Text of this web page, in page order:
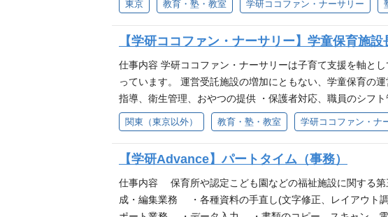
す。 施設長経験が無い方も各施設の運営担当がサポートし
課後児童支援員資格 必須 【下記いずれかのご経験のある方
わった経験 ・社会福祉施設における2年以上の施設長経験
ompany/ 事業内容 首都圏を中心とした保育園・学童保育等
田二丁目11-8 学研ビル7階
東京 教育・塾・教室 学研ココファン・ナーサリー
【学研ココファン・ナーサリー】学童保育施
仕事内容 学研ココファン・ナーサリーは子育て支援を軸と
っています。 運営受託施設の増加にともない、学童保育の
指導、衛生管理、おやつの提供 ・保護者対応、職員のシフ
携・協力 ・そのほか施設運営に関わる事項 遊びを通して１
す。 施設長経験が無い方も各施設の運営担当がサポートし
課後児童支援員資格 必須 【下記いずれかのご経験のある方
わった経験 ・社会福祉施設における2年以上の施設長経験
ompany/ 事業内容 首都圏を中心とした保育園・学童保育
関東（東京以外） 教育・塾・教室 学研ココファン・ナ
【学研Advance】パートタイム（事務）
仕事内容 保育所や認定こども園などの福祉施設に関する
成・編集業務 ・各種資料の手直し(文字修正、レイアウト